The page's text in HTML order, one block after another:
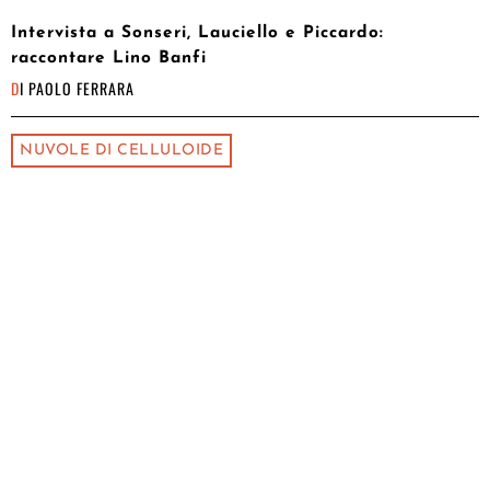
Intervista a Sonseri, Lauciello e Piccardo:
raccontare Lino Banfi
DI PAOLO FERRARA
NUVOLE DI CELLULOIDE